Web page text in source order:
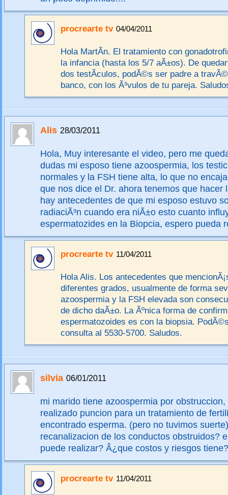
procrearte tv 04/04/2011
Hola MartÃ­n. El tratamiento con
la infancia (hasta los 5/7 aÃ±os). De
dos testÃ­culos, podÃ©s ser padre a
banco, con los Ã³vulos de tu pareja.
Alis 28/03/2011
Hola, Muy interesante el video, pero me
dudas mi esposo tiene azoospermia, los
normales y la FSH tiene alta, lo que no
que nos dice el Dr. ahora tenemos que hacer
hay antecedentes de que mi esposo estuvo
radiaciÃ³n cuando era niÃ±o esto cuanto
espermatozides en la Biopcia, espero pueda
procrearte tv 11/04/2011
Hola Alis. Los antecedentes que
diferentes grados, usualmente de forma
azoospermia y la FSH elevada son
de dicho daÃ±o. La Ãºnica forma de
espermatozoides es con la biopsia.
consulta al 5530-5700. Saludos.
silvia 06/01/2011
mi marido tiene azoospermia por
realizado puncion para un tratamiento de
encontrado esperma. (pero no tuvimos
recanalizacion de los conductos obstruidos?
puede realizar? Â¿que costos y riesgos tiene?
procrearte tv 11/04/2011